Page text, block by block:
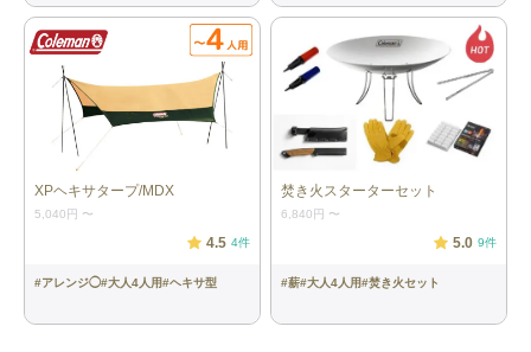
ざいます。安全にご配慮のうえご利用ください。
・レンタル品のため、適切にメンテナンスを行っておりますが、
通常使用に伴う使用感（軽微な汚れ・傷・におい等）がある場合
がございます
・使用感やサイズ違い・着用感などを理由とした返品・交換はお
受けしておりません。
詳細情報
XPヘキサタープ/MDX
5,040円 〜
4.5 4件
#アレンジ◯#大人4人用#ヘキサ型
焚き火スターターセット
6,840円 〜
5.0 9件
#薪#大人4人用#焚き火セット